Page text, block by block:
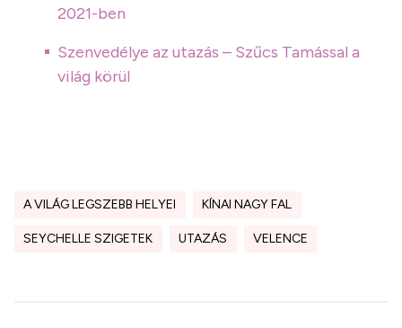
2021-ben
Szenvedélye az utazás – Szűcs Tamással a
világ körül
A VILÁG LEGSZEBB HELYEI KÍNAI NAGY FAL
SEYCHELLE SZIGETEK UTAZÁS VELENCE